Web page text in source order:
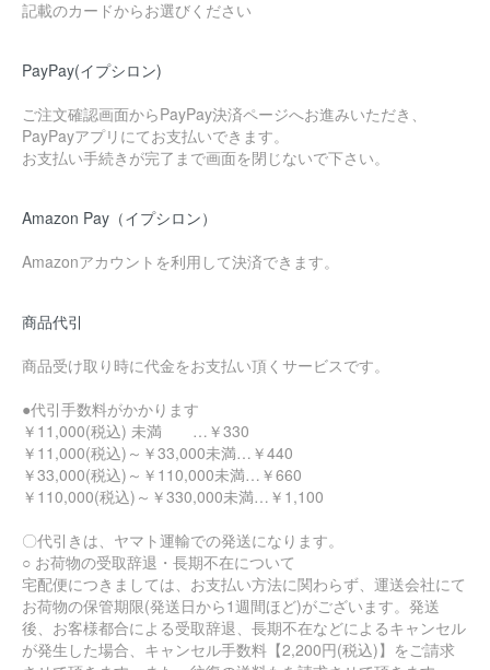
記載のカードからお選びください
PayPay(イプシロン)
ご注文確認画面からPayPay決済ページへお進みいただき、
PayPayアプリにてお支払いできます。
お支払い手続きが完了まで画面を閉じないで下さい。
Amazon Pay（イプシロン）
Amazonアカウントを利用して決済できます。
商品代引
商品受け取り時に代金をお支払い頂くサービスです。
●代引手数料がかかります
￥11,000(税込) 未満 …￥330
￥11,000(税込)～￥33,000未満…￥440
￥33,000(税込)～￥110,000未満…￥660
￥110,000(税込)～￥330,000未満…￥1,100
〇代引きは、ヤマト運輸での発送になります。
○ お荷物の受取辞退・長期不在について
宅配便につきましては、お支払い方法に関わらず、運送会社にて
お荷物の保管期限(発送日から1週間ほど)がございます。発送
後、お客様都合による受取辞退、長期不在などによるキャンセル
が発生した場合、キャンセル手数料【2,200円(税込)】をご請求